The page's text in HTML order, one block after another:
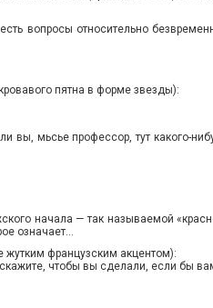
вопросы относительно
пятна в форме звезды):
вы, мьсье профессор, тут какого-
начала — так называемой
означает…
французским акцентом):
чтобы вы сделали, если бы